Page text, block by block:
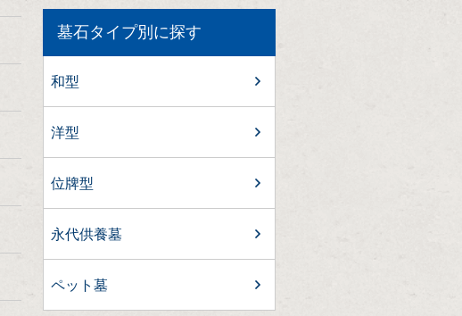
墓石タイプ別に探す
和型
洋型
位牌型
永代供養墓
ペット墓